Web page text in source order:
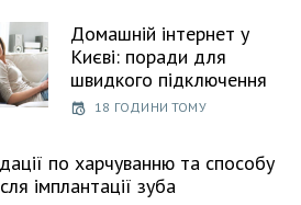
Домашній інтернет у
Києві: поради для
швидкого підключення
18 ГОДИНИ ТОМУ
по харчуванню та способу
імплантації зуба